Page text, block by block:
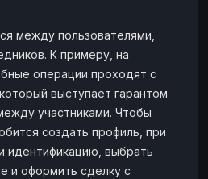
между пользователями,
К примеру, на
операции проходят с
выступает гарантом
участниками. Чтобы
создать профиль, при
идентификацию, выбрать
и оформить сделку с